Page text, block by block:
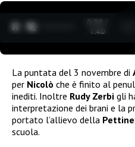
0:21 /
1:40
La puntata del 3 novembre di
per Nicolò che è finito al
inediti. Inoltre Rudy Zerbi gli
interpretazione dei brani e la
portato l’allievo della
scuola.